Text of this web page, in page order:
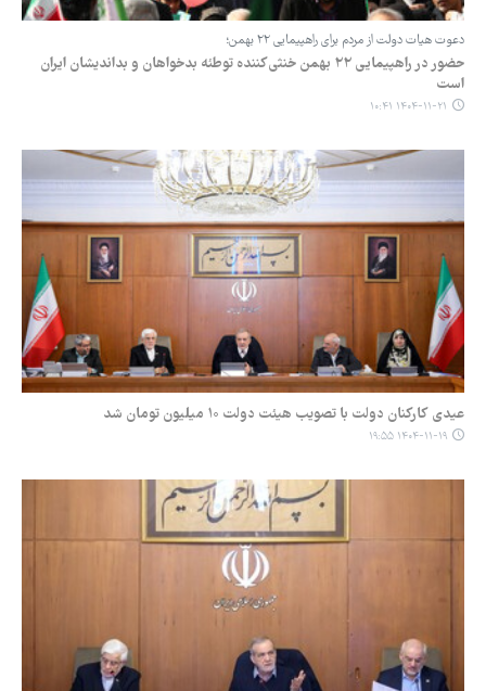
دعوت هیات دولت از مردم برای راهپیمایی ۲۲ بهمن؛
حضور در راهپیمایی ۲۲ بهمن خنثی‌کننده توطئه بدخواهان و بداندیشان ایران
است
۱۴۰۴-۱۱-۲۱ ۱۰:۴۱
عیدی کارکنان دولت با تصویب هیئت دولت ۱۰ میلیون تومان شد
۱۴۰۴-۱۱-۱۹ ۱۹:۵۵